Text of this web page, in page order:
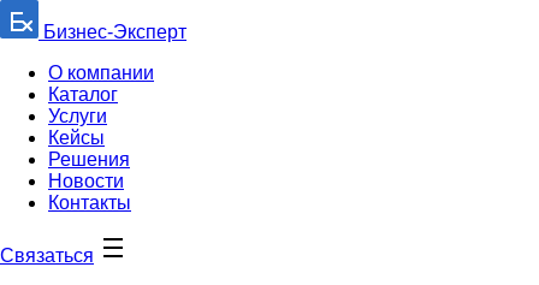
Бизнес-Эксперт
О компании
Каталог
Услуги
Кейсы
Решения
Новости
Контакты
Связаться